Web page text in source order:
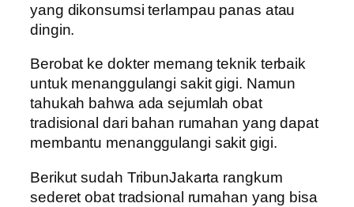
yang dikonsumsi terlampau panas atau
dingin.
Berobat ke dokter memang teknik terbaik
untuk menanggulangi sakit gigi. Namun
tahukah bahwa ada sejumlah obat
tradisional dari bahan rumahan yang dapat
membantu menanggulangi sakit gigi.
Berikut sudah TribunJakarta rangkum
sederet obat tradsional rumahan yang bisa